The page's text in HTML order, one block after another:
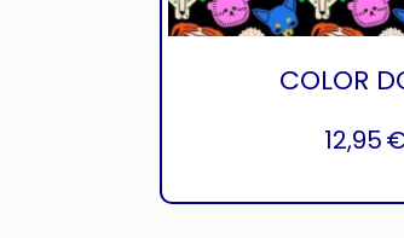
COLOR
12,95